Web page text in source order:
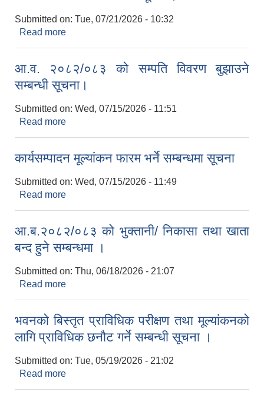
Submitted on: Tue, 07/21/2026 - 10:32
Read more
आ.व. २०८२/०८३ को सम्पति विवरण बुझाउने
सम्बन्धी सूचना।
Submitted on: Wed, 07/15/2026 - 11:51
Read more
कार्यसम्पादन मूल्यांकन फारम भर्ने सम्बन्धमा सूचना
Submitted on: Wed, 07/15/2026 - 11:49
Read more
आ.ब.२०८२/०८३ को भुक्तानी/ निकासा तथा खाता
बन्द हुने सम्बन्धमा ।
Submitted on: Thu, 06/18/2026 - 21:07
Read more
भवनको बिस्तृत प्राविधिक परीक्षण तथा मूल्यांकनको
लागि प्राविधिक छनौट गर्ने सम्बन्धी सूचना ।
Submitted on: Tue, 05/19/2026 - 21:02
Read more